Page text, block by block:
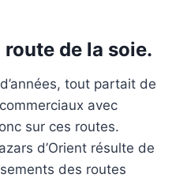
route de la soie.
tout partait de
avec
sur ces routes.
d’Orient résulte de
des routes